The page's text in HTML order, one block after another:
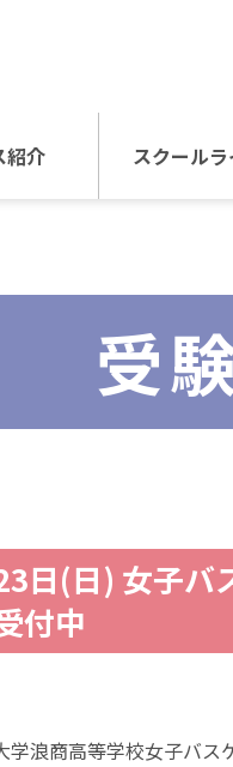
紹介 スクール
受
日(日) 女子
付中
学浪商高等学校女子バス